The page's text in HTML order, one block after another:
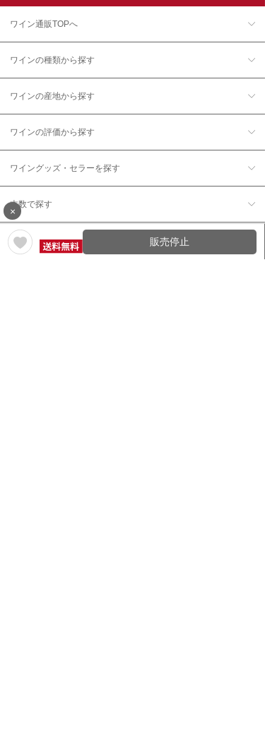
×
販売停止
ワイン通販TOPへ
ワインの種類から探す
ワインの産地から探す
ワインの評価から探す
ワイングッズ・セラーを探す
本数で探す
価格帯で探す